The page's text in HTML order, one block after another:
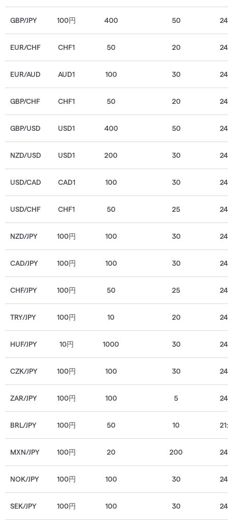
GBP/JPY 100円 400 50
EUR/CHF CHF1 50 20
EUR/AUD AUD1 100 30
GBP/CHF CHF1 50 20
GBP/USD USD1 400 50
NZD/USD USD1 200 30
USD/CAD CAD1 100 30
USD/CHF CHF1 50 25
NZD/JPY 100円 100 30
CAD/JPY 100円 100 30
CHF/JPY 100円 50 25
TRY/JPY 100円 10 20
HUF/JPY 10円 1000 30
CZK/JPY 100円 100 30
ZAR/JPY 100円 100 5
BRL/JPY 100円 50 10
MXN/JPY 100円 20 200
NOK/JPY 100円 100 30
SEK/JPY 100円 100 30